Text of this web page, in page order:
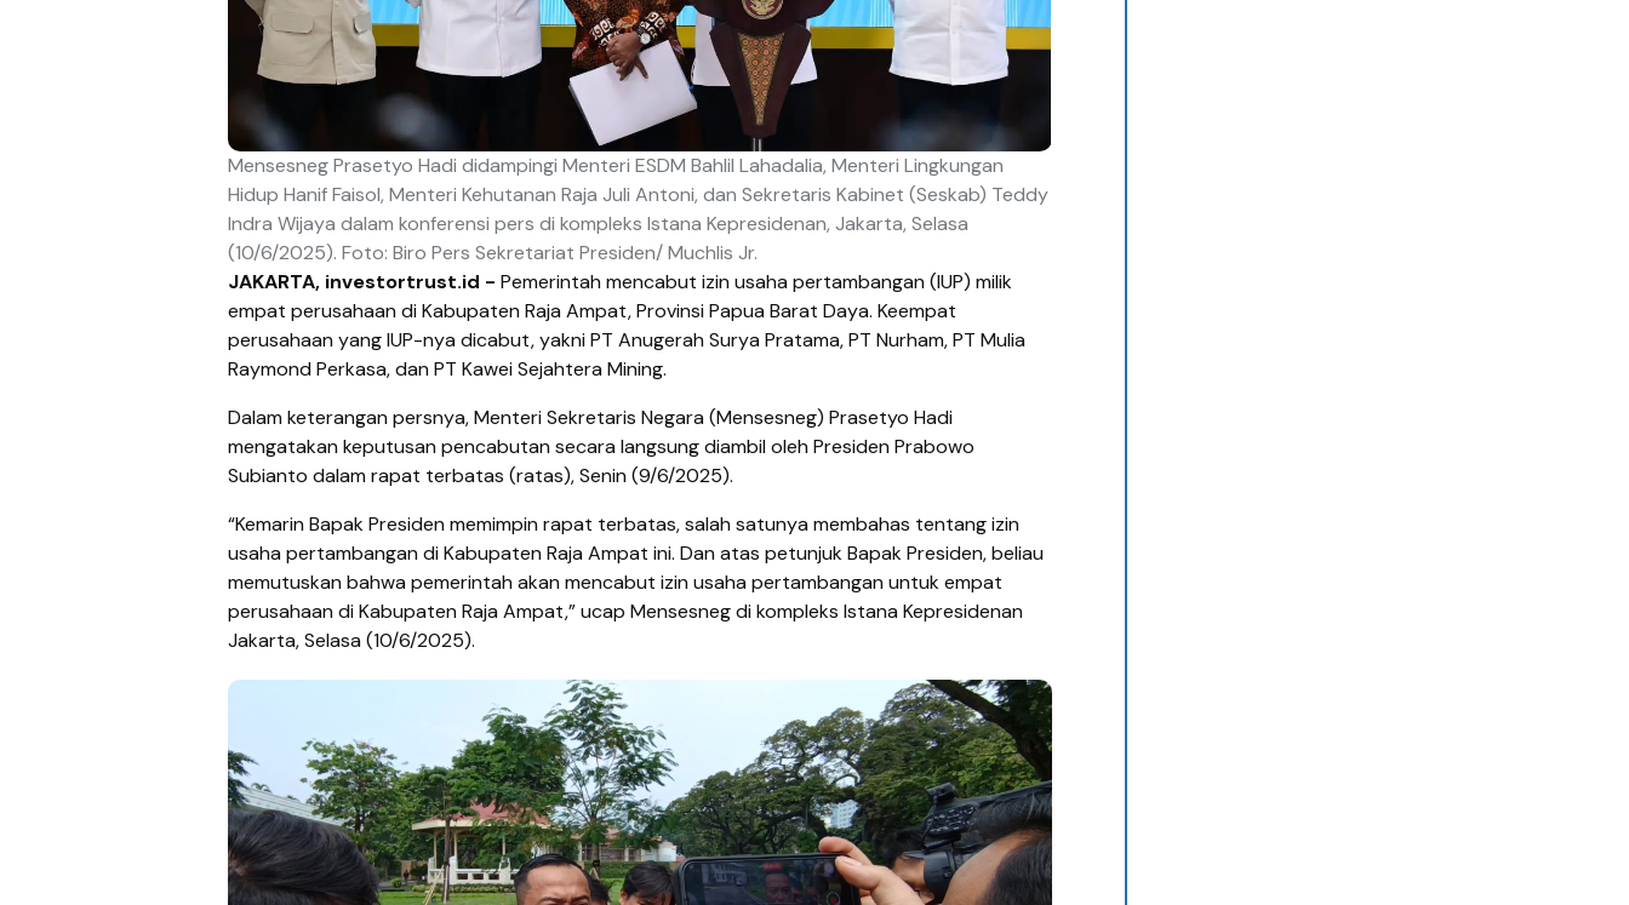
Mensesneg Prasetyo Hadi didampingi Menteri ESDM Bahlil Lahadalia, Menteri Lingkungan
Hidup Hanif Faisol, Menteri Kehutanan Raja Juli Antoni, dan Sekretaris Kabinet (Seskab) Teddy
Indra Wijaya dalam konferensi pers di kompleks Istana Kepresidenan, Jakarta, Selasa
(10/6/2025). Foto: Biro Pers Sekretariat Presiden/ Muchlis Jr.
JAKARTA, investortrust.id - Pemerintah mencabut izin usaha pertambangan (IUP) milik
empat perusahaan di Kabupaten Raja Ampat, Provinsi Papua Barat Daya. Keempat
perusahaan yang IUP-nya dicabut, yakni PT Anugerah Surya Pratama, PT Nurham, PT Mulia
Raymond Perkasa, dan PT Kawei Sejahtera Mining.
Dalam keterangan persnya, Menteri Sekretaris Negara (Mensesneg) Prasetyo Hadi
mengatakan keputusan pencabutan secara langsung diambil oleh Presiden Prabowo
Subianto dalam rapat terbatas (ratas), Senin (9/6/2025).
“Kemarin Bapak Presiden memimpin rapat terbatas, salah satunya membahas tentang izin
usaha pertambangan di Kabupaten Raja Ampat ini. Dan atas petunjuk Bapak Presiden, beliau
memutuskan bahwa pemerintah akan mencabut izin usaha pertambangan untuk empat
perusahaan di Kabupaten Raja Ampat,” ucap Mensesneg di kompleks Istana Kepresidenan
Jakarta, Selasa (10/6/2025).